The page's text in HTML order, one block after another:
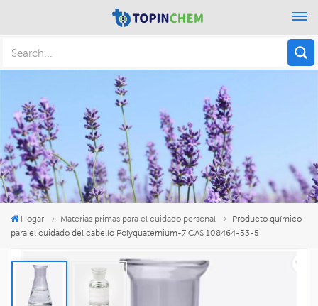
Hogar Materias primas para el cuidado personal
Producto químico
para el cuidado del cabello Polyquaternium-7 CAS 108464-53-5